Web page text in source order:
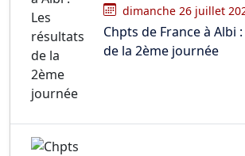
dimanche 26 juillet
Chpts de France à Albi
de la 2ème journée